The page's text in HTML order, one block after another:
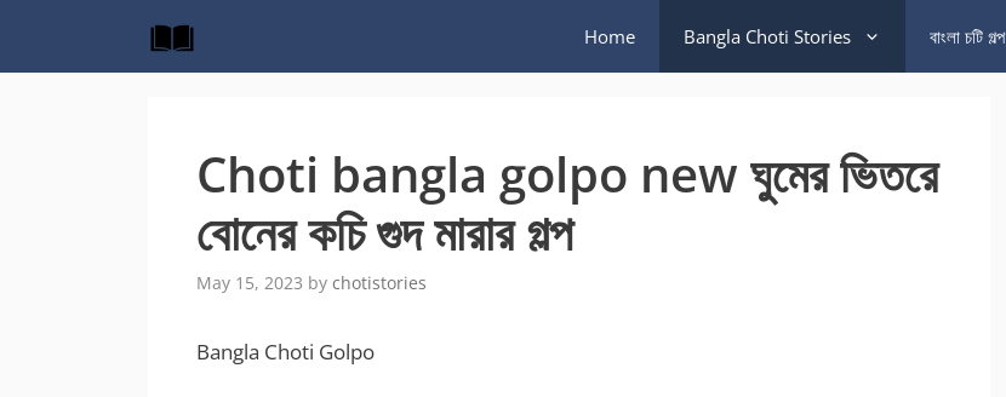
content
Home Bangla Choti Stories বাংলা চটি গল্প
Choti bangla golpo new ঘুমের ভিতরে
বোনের কচি গুদ মারার গল্প
May 15, 2023 by chotistories
Bangla Choti Golpo